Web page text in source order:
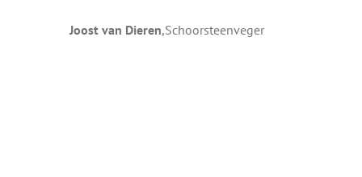
Joost van Dieren,Schoorsteenveger